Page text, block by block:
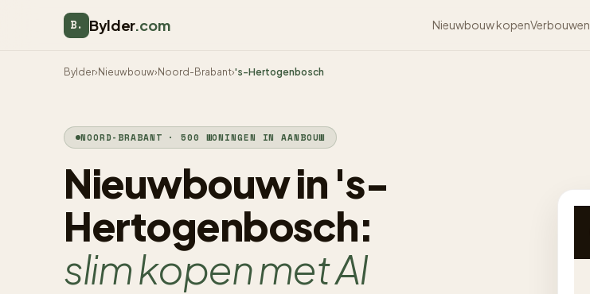
B. Bylder.com Nieuwbouw kopenVerbouwen
Bylder› Nieuwbouw› Noord-Brabant›'s-Hertogenbosch
NOORD-BRABANT · 500 WONINGEN IN AANBOUW
Nieuwbouw in 's-
Hertogenbosch:
slim kopen met AI